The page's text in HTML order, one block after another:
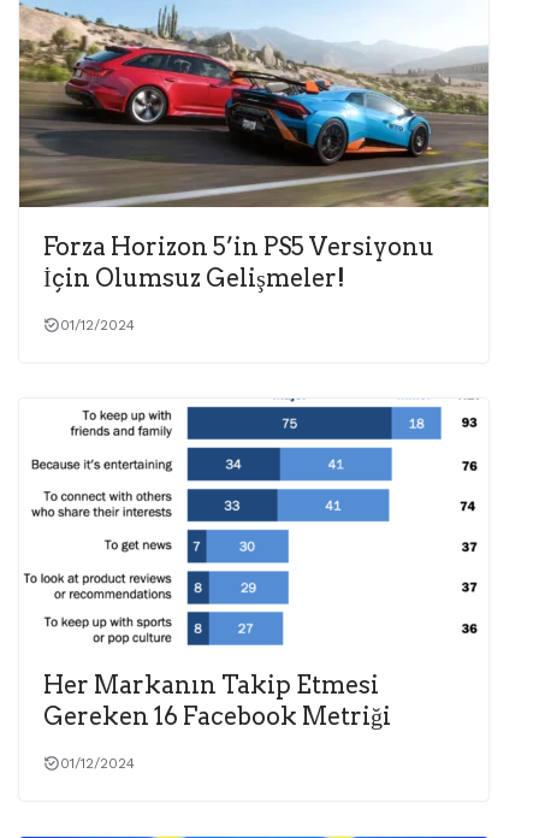
Forza Horizon 5’in PS5 Versiyonu
İçin Olumsuz Gelişmeler!
01/12/2024
Her Markanın Takip Etmesi
Gereken 16 Facebook Metriği
01/12/2024